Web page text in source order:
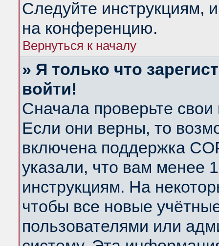
Следуйте инструкциям,
на конференцию.
Вернуться к началу
» Я только что
войти!
Сначала проверьте
Если они верны, то
включена поддержка
указали, что вам менее
инструкциям. На
чтобы все новые
пользователями или